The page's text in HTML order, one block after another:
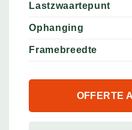
Lastzwaartepunt
Ophanging
Framebreedte
OFFERTE